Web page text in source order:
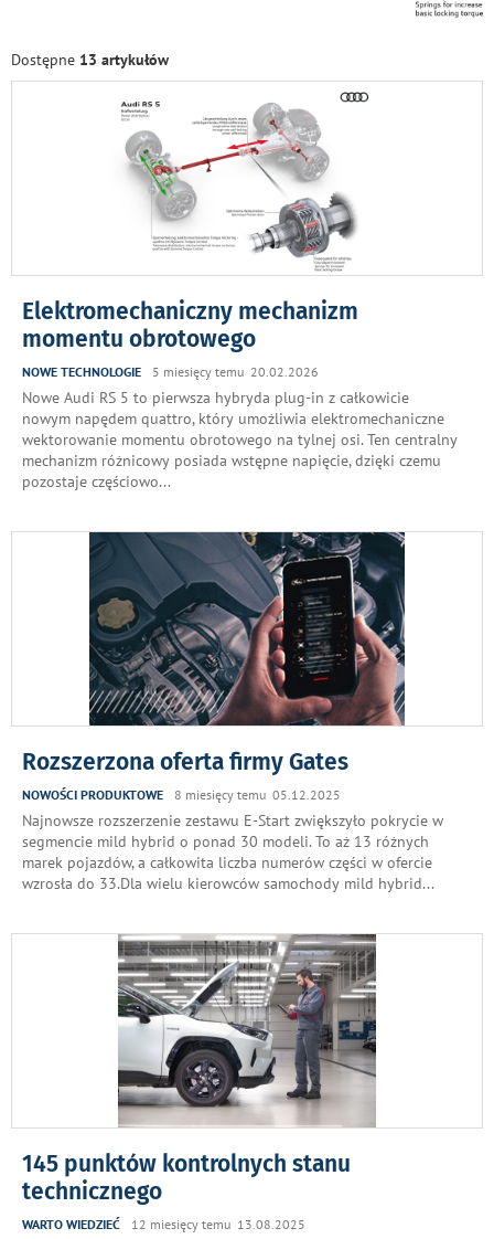
Dostępne 13 artykułów
Elektromechaniczny mechanizm
momentu obrotowego
NOWE TECHNOLOGIE 5 miesięcy temu 20.02.2026
Nowe Audi RS 5 to pierwsza hybryda plug-in z całkowicie
nowym napędem quattro, który umożliwia elektromechaniczne
wektorowanie momentu obrotowego na tylnej osi. Ten centralny
mechanizm różnicowy posiada wstępne napięcie, dzięki czemu
pozostaje częściowo...
Rozszerzona oferta firmy Gates
NOWOŚCI PRODUKTOWE 8 miesięcy temu 05.12.2025
Najnowsze rozszerzenie zestawu E-Start zwiększyło pokrycie w
segmencie mild hybrid o ponad 30 modeli. To aż 13 różnych
marek pojazdów, a całkowita liczba numerów części w ofercie
wzrosła do 33.Dla wielu kierowców samochody mild hybrid...
145 punktów kontrolnych stanu
technicznego
WARTO WIEDZIEĆ 12 miesięcy temu 13.08.2025